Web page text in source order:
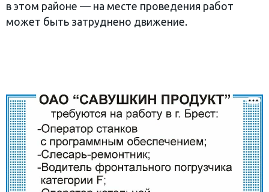
в этом районе — на месте проведения работ
может быть затруднено движение.